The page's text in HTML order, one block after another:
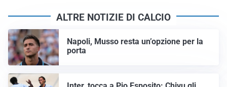
ALTRE NOTIZIE DI CALCIO
Napoli, Musso resta un’opzione per la
porta